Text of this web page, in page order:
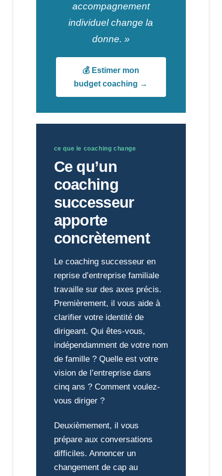
accompagnement
individuel change la
donne. »
💰 Estimer mon
budget coaching →
ce que le coaching change
Ce qu’un
coaching
successeur
apporte
concrètement
Le coaching successeur en
reprise d’entreprise familiale
travaille sur des axes précis.
Premièrement, il vous aide à
clarifier votre identité de
dirigeant. Qui êtes-vous,
indépendamment de votre nom
de famille ? Quelle est votre
vision de l’entreprise dans
cinq ans ? Comment voulez-
vous diriger ?
Deuxièmement, il vous
prépare aux conversations
difficiles. Annoncer un
changement de cap au